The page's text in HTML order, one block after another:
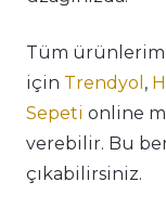
Tüm
için Trendyol ,
Sepeti online
verebilir. Bu
çıkabilirsiniz.